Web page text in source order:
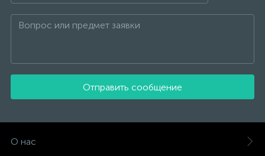
Отправить сообщение
О нас